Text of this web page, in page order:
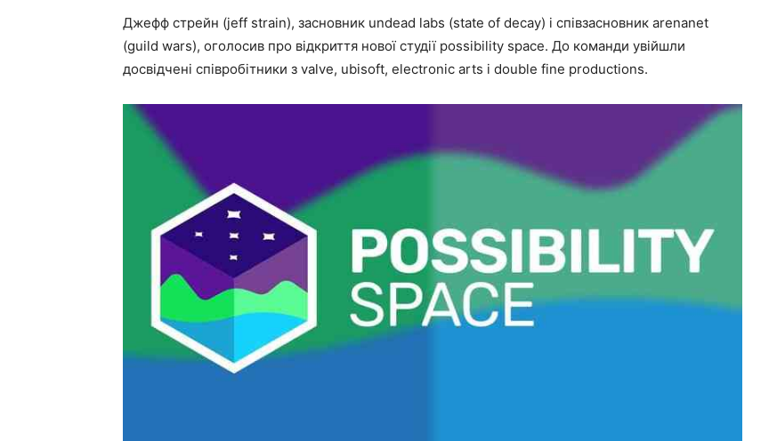
Джефф стрейн (jeff strain), засновник undead labs (state of decay) і співзасновник arenanet
(guild wars), оголосив про відкриття нової студії possibility space. До команди увійшли
досвідчені співробітники з valve, ubisoft, electronic arts і double fine productions.